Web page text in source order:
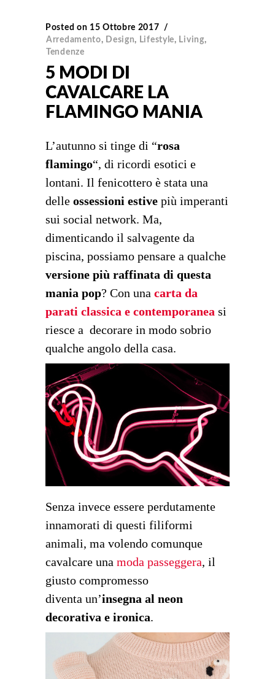
Posted on 15 Ottobre 2017
Arredamento, Design, Lifestyle, Living,
Tendenze
5 MODI DI
CAVALCARE LA
FLAMINGO MANIA
L’autunno si tinge di “rosa
flamingo“, di ricordi esotici e
lontani. Il fenicottero è stata una
delle ossessioni estive più imperanti
sui social network. Ma,
dimenticando il salvagente da
piscina, possiamo pensare a qualche
versione più raffinata di questa
mania pop? Con una carta da
parati classica e contemporanea si
riesce a decorare in modo sobrio
qualche angolo della casa.
Senza invece essere perdutamente
innamorati di questi filiformi
animali, ma volendo comunque
cavalcare una moda passeggera, il
giusto compromesso
diventa un’insegna al neon
decorativa e ironica.